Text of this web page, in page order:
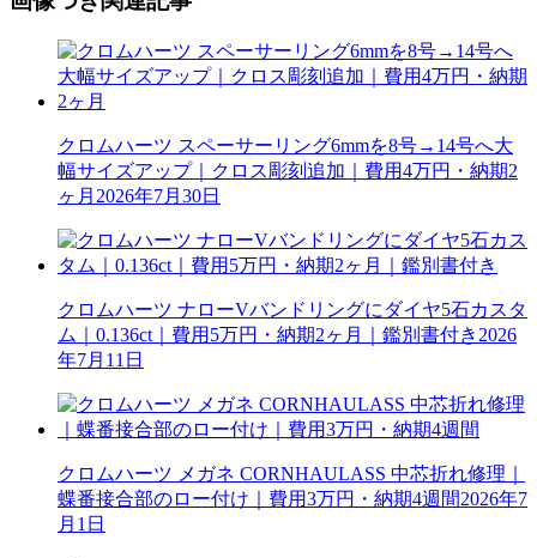
クロムハーツ スペーサーリング6mmを8号→14号へ大
幅サイズアップ｜クロス彫刻追加｜費用4万円・納期2
ヶ月 2026年7月30日
クロムハーツ ナローVバンドリングにダイヤ5石カスタ
ム｜0.136ct｜費用5万円・納期2ヶ月｜鑑別書付き 2026
年7月11日
クロムハーツ メガネ CORNHAULASS 中芯折れ修理｜
蝶番接合部のロー付け｜費用3万円・納期4週間2026年7
月1日